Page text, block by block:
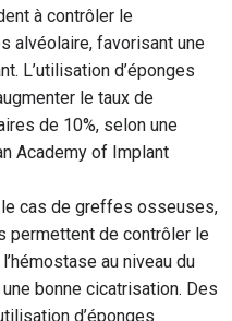
à contrôler le
alvéolaire, favorisant une
L’utilisation d’éponges
le taux de
de 10%, selon une
Academy of Implant
le cas de greffes osseuses,
permettent de contrôler le
au niveau du
bonne cicatrisation. Des
d’éponges